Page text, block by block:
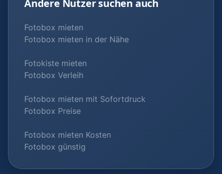
Andere Nutzer suchen auch
Fotobox mieten
Fotobox mieten in der Nähe
Fotokiste mieten
Fotobox Verleih
Fotobox mieten mit Sofortdruck
Fotobox Preise
Fotobox mieten Kosten
Fotobox günstig